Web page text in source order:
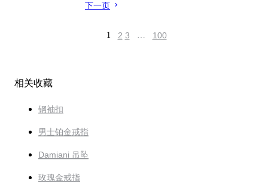
下一页
1 2 3 … 100
相关收藏
钢袖扣
男士铂金戒指
Damiani 吊坠
玫瑰金戒指